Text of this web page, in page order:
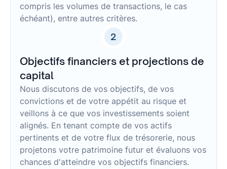
compris les volumes de transactions, le cas
échéant), entre autres critères.
2
Objectifs financiers et projections de
capital
Nous discutons de vos objectifs, de vos
convictions et de votre appétit au risque et
veillons à ce que vos investissements soient
alignés. En tenant compte de vos actifs
pertinents et de votre flux de trésorerie, nous
projetons votre patrimoine futur et évaluons vos
chances d'atteindre vos objectifs financiers.